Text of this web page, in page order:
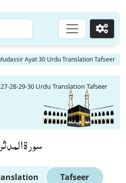
Go
Ayat 30 Urdu Translation Tafseer
28-29-30 Urdu Translation Tafseer
سورة
Tafseer